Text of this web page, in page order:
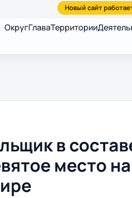
ОкругГлаваТерритории
в
место на